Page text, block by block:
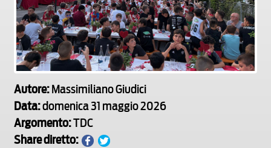
Autore:Massimiliano Giudici
Data:domenica 31 maggio 2026
Argomento:TDC
Share diretto: